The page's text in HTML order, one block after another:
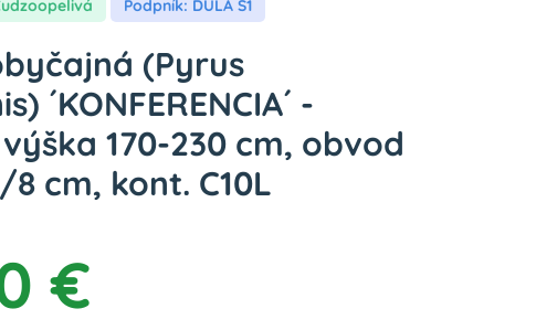
cudzoopelivá Podpník: DULA S1
(Pyrus
´KONFERENCIA´ -
170-230 cm, obvod
cm, kont. C10L
€